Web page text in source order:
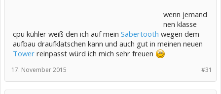
wenn jemand
nen klasse
cpu kühler weiß den ich auf mein Sabertooth wegen dem
aufbau draufklatschen kann und auch gut in meinen neuen
Tower reinpasst würd ich mich sehr freuen
#31
17. November 2015